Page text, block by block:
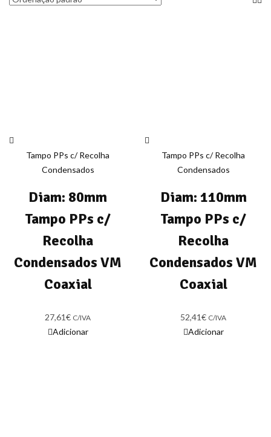
Tampo PPs c/ Recolha
Condensados
Diam: 80mm
Tampo PPs c/
Recolha
Condensados VM
Coaxial
27,61€ C/IVA
Adicionar
Tampo PPs c/ Recolha
Condensados
Diam: 110mm
Tampo PPs c/
Recolha
Condensados VM
Coaxial
52,41€ C/IVA
Adicionar